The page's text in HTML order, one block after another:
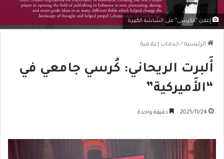
إعلان "الكرسي" على الشاشة الكبيرة
الرئيسية / خدمات إعلامية
أَلبرت الريحاني: كُرسي جامعي في
“الأَميركية”
2025/11/24 دقيقة واحدة